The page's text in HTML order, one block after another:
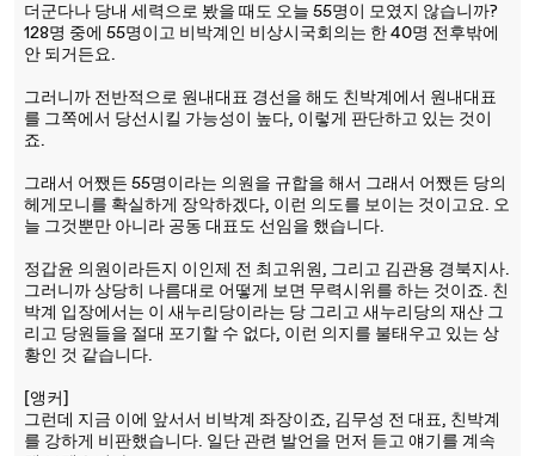
더군다나 당내 세력으로 봤을 때도 오늘 55명이 모였지 않습니까?
128명 중에 55명이고 비박계인 비상시국회의는 한 40명 전후밖에
안 되거든요.
그러니까 전반적으로 원내대표 경선을 해도 친박계에서 원내대표
를 그쪽에서 당선시킬 가능성이 높다, 이렇게 판단하고 있는 것이
죠.
그래서 어쨌든 55명이라는 의원을 규합을 해서 그래서 어쨌든 당의
헤게모니를 확실하게 장악하겠다, 이런 의도를 보이는 것이고요. 오
늘 그것뿐만 아니라 공동 대표도 선임을 했습니다.
정갑윤 의원이라든지 이인제 전 최고위원, 그리고 김관용 경북지사.
그러니까 상당히 나름대로 어떻게 보면 무력시위를 하는 것이죠. 친
박계 입장에서는 이 새누리당이라는 당 그리고 새누리당의 재산 그
리고 당원들을 절대 포기할 수 없다, 이런 의지를 불태우고 있는 상
황인 것 같습니다.
[앵커]
그런데 지금 이에 앞서서 비박계 좌장이죠, 김무성 전 대표, 친박계
를 강하게 비판했습니다. 일단 관련 발언을 먼저 듣고 얘기를 계속